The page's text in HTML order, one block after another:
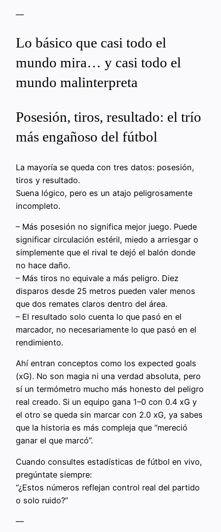
—
Lo básico que casi todo el
mundo mira… y casi todo el
mundo malinterpreta
Posesión, tiros, resultado: el trío
más engañoso del fútbol
La mayoría se queda con tres datos: posesión,
tiros y resultado.
Suena lógico, pero es un atajo peligrosamente
incompleto.
– Más posesión no significa mejor juego. Puede
significar circulación estéril, miedo a arriesgar o
simplemente que el rival te dejó el balón donde
no hace daño.
– Más tiros no equivale a más peligro. Diez
disparos desde 25 metros pueden valer menos
que dos remates claros dentro del área.
– El resultado solo cuenta lo que pasó en el
marcador, no necesariamente lo que pasó en el
rendimiento.
Ahí entran conceptos como los expected goals
(xG). No son magia ni una verdad absoluta, pero
sí un termómetro mucho más honesto del peligro
real creado. Si un equipo gana 1–0 con 0.4 xG y
el otro se queda sin marcar con 2.0 xG, ya sabes
que la historia es más compleja que “mereció
ganar el que marcó”.
Cuando consultes estadísticas de fútbol en vivo,
pregúntate siempre:
“¿Estos números reflejan control real del partido
o solo ruido?”
—